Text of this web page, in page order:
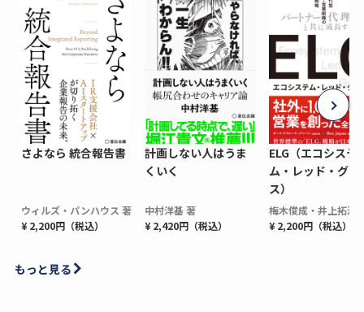
さよなら 統合報告書
ウィルズ・パンハウス 著
¥ 2,200円（税込）
計画しない人はうま
くいく
中村洋基 著
¥ 2,420円（税込）
ELG（エコシステ
ム・レッド・グロ
ス）
梅木俊成・井上拓海
¥ 2,200円（税込）
もっと見る